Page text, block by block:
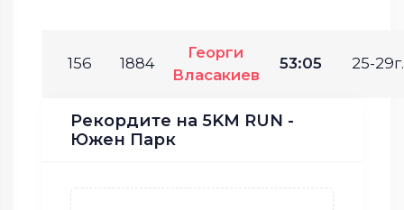
156 1884
Георги
Власакиев
53:05 25-29г.
Рекордите на 5KM RUN -
Южен Парк